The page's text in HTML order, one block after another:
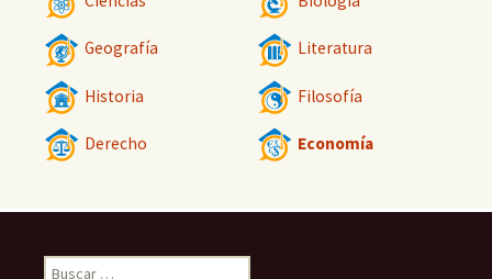
Geografía Literatura
Historia Filosofía
Derecho Economía
Buscar: